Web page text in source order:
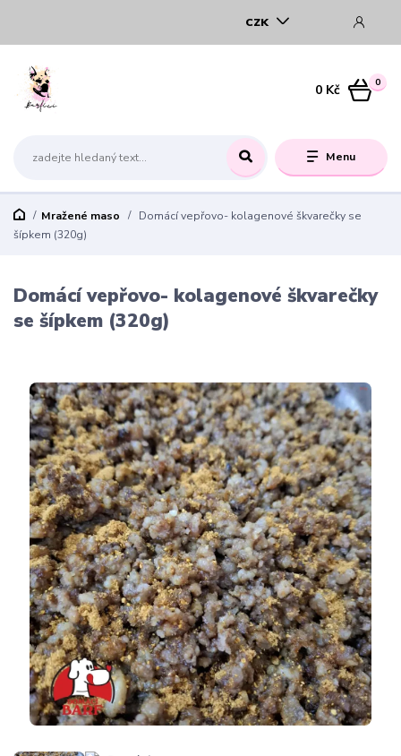
Menu
CZK
0
0 Kč
Mražené maso
Domácí vepřovo- kolagenové škvarečky se
šípkem (320g)
Domácí vepřovo- kolagenové škvarečky
se šípkem (320g)